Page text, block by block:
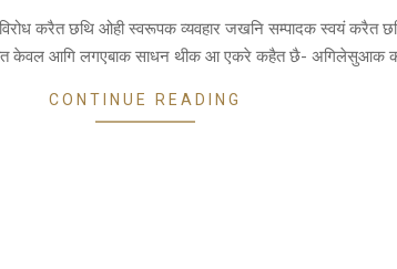
करैत छथि ओही स्वरूपक व्यवहार जखनि सम्पादक स्वयं करैत
केवल आगि लगएबाक साधन थीक आ एकरे कहैत छै- अगिलेसुआक
CONTINUE READING